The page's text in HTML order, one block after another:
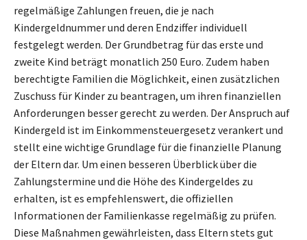
regelmäßige Zahlungen freuen, die je nach
Kindergeldnummer und deren Endziffer individuell
festgelegt werden. Der Grundbetrag für das erste und
zweite Kind beträgt monatlich 250 Euro. Zudem haben
berechtigte Familien die Möglichkeit, einen zusätzlichen
Zuschuss für Kinder zu beantragen, um ihren finanziellen
Anforderungen besser gerecht zu werden. Der Anspruch auf
Kindergeld ist im Einkommensteuergesetz verankert und
stellt eine wichtige Grundlage für die finanzielle Planung
der Eltern dar. Um einen besseren Überblick über die
Zahlungstermine und die Höhe des Kindergeldes zu
erhalten, ist es empfehlenswert, die offiziellen
Informationen der Familienkasse regelmäßig zu prüfen.
Diese Maßnahmen gewährleisten, dass Eltern stets gut